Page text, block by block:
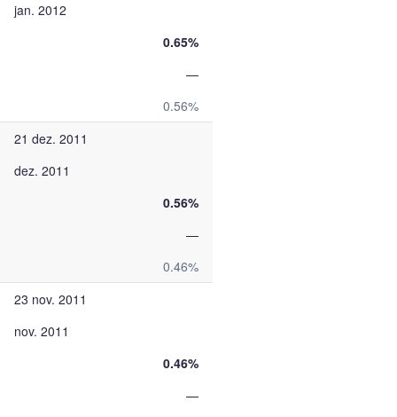
jan. 2012
0.65%
—
0.56%
21 dez. 2011
dez. 2011
0.56%
—
0.46%
23 nov. 2011
nov. 2011
0.46%
—